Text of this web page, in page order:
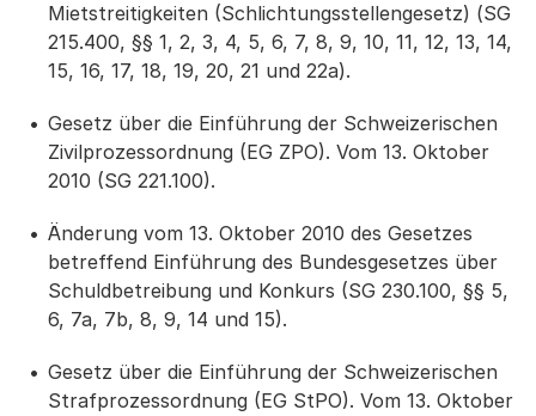
Mietstreitigkeiten (Schlichtungsstellengesetz) (SG
215.400, §§ 1, 2, 3, 4, 5, 6, 7, 8, 9, 10, 11, 12, 13, 14,
15, 16, 17, 18, 19, 20, 21 und 22a).
Gesetz über die Einführung der Schweizerischen
Zivilprozessordnung (EG ZPO). Vom 13. Oktober
2010 (SG 221.100).
Änderung vom 13. Oktober 2010 des Gesetzes
betreffend Einführung des Bundesgesetzes über
Schuldbetreibung und Konkurs (SG 230.100, §§ 5,
6, 7a, 7b, 8, 9, 14 und 15).
Gesetz über die Einführung der Schweizerischen
Strafprozessordnung (EG StPO). Vom 13. Oktober